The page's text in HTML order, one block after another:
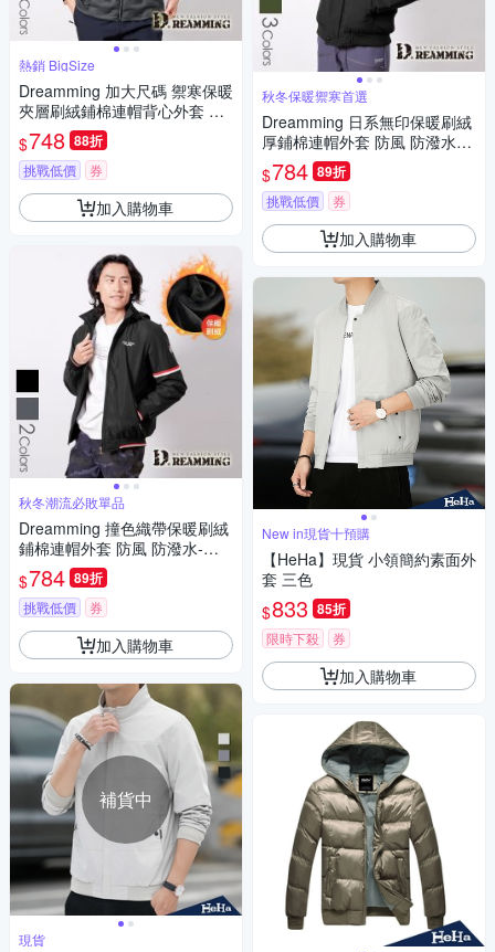
熱銷 BigSize
Dreamming 加大尺碼 禦寒保暖
夾層刷絨鋪棉連帽背心外套 防
風 輕量-共二色
$748 88折
挑戰低價 券
加入購物車
秋冬潮流必敗單品
Dreamming 撞色織帶保暖刷絨
鋪棉連帽外套 防風 防潑水-共
二色
$784 89折
挑戰低價 券
加入購物車
補貨中
現貨
秋冬保暖禦寒首選
Dreamming 日系無印保暖刷絨
厚鋪棉連帽外套 防風 防潑水-
共三色
$784 89折
挑戰低價 券
加入購物車
New in現貨十預購
【HeHa】現貨 小領簡約素面外
套 三色
$833 85折
限時下殺 券
加入購物車